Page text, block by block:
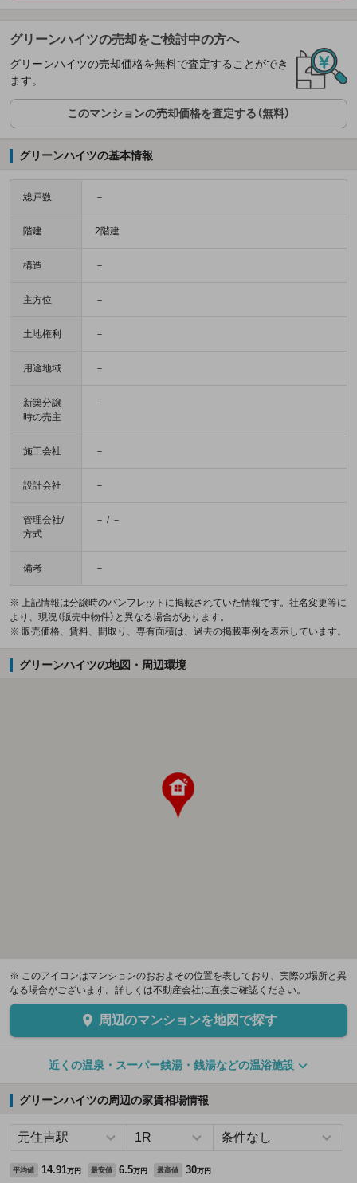
グリーンハイツの売却をご検討中の方へ
グリーンハイツの売却価格を無料で査定することができ
ます。
このマンションの売却価格を査定する（無料）
グリーンハイツの基本情報
総戸数 －
階建 2階建
構造 －
主方位 －
土地権利 －
用途地域 －
新築分譲
時の売主
－
施工会社 －
設計会社 －
管理会社/
方式
－ / －
備考 －
※ 上記情報は分譲時のパンフレットに掲載されていた情報です。社名変更等に
より、現況（販売中物件）と異なる場合があります。
※ 販売価格、賃料、間取り、専有面積は、過去の掲載事例を表示しています。
グリーンハイツの地図・周辺環境
※ このアイコンはマンションのおおよその位置を表しており、実際の場所と異
なる場合がございます。詳しくは不動産会社に直接ご確認ください。
周辺のマンションを地図で探す
近くの温泉・スーパー銭湯・銭湯などの温浴施設
グリーンハイツの周辺の家賃相場情報
平均値 14.91万円 最安値 6.5万円 最高値 30万円